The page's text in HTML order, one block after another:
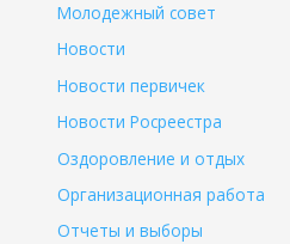
Молодежный совет
Новости
Новости первичек
Новости Росреестра
Оздоровление и отдых
Организационная работа
Отчеты и выборы